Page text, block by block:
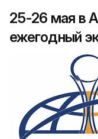
25-26 мая в
ежегодный